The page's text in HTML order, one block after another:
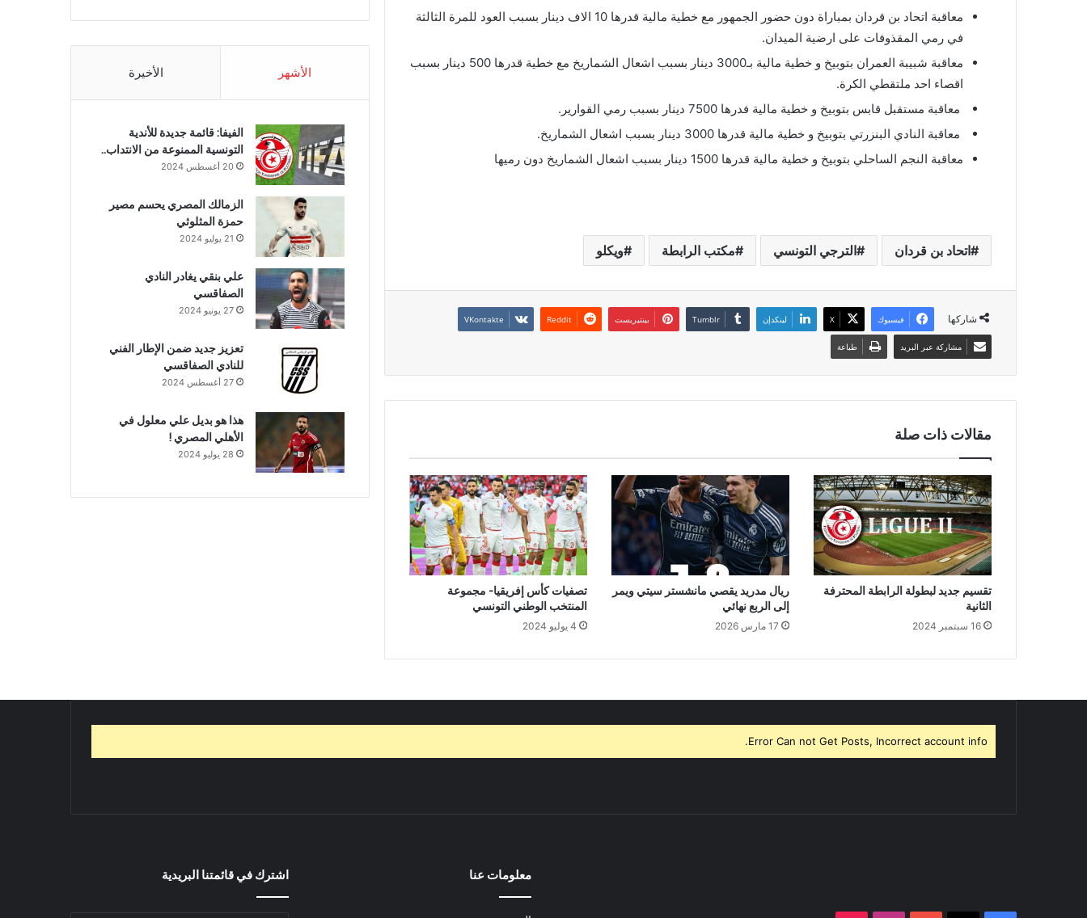
معاقبة اتحاد بن قردان بمباراة دون حضور الجمهور مع خطية مالية قدرها 10 الاف دينار بسبب العود للمرة الثالثة
في رمي المقذوفات على ارضية الميدان.
معاقبة شبيبة العمران بتوبيخ و خطية مالية بـ3000 دينار بسبب اشعال الشماريخ مع خطية قدرها 500 دينار بسبب
اقصاء احد ملتقطي الكرة.
معاقبة مستقبل قابس بتوبيخ و خطية مالية فدرها 7500 دينار بسبب رمي القوارير.
معاقبة النادي البنزرتي بتوبيخ و خطية مالية قدرها 3000 دينار بسبب اشعال الشماريخ.
معاقبة النجم الساحلي بتوبيخ و خطية مالية قدرها 1500 دينار بسبب اشعال الشماريخ دون رميها
اتحاد بن قردان الترجي التونسي مكتب الرابطة ويكلو
شاركها فيسبوك ‫X لينكدإن بينتيريست
مشاركة عبر البريد طباعة
مقالات ذات صلة
تقسيم جديد لبطولة الرابطة المحترفة
الثانية
16 سبتمبر 2024
ريال مدريد يقصي مانشستر سيتي ويمر
إلى الربع نهائي
17 مارس 2026
تصفيات كأس إفريقيا- مجموعة
المنتخب الوطني التونسي
4 يوليو 2024
الأشهر الأخيرة
الفيفا: قائمة جديدة للأندية
التونسية الممنوعة من الانتداب..
20 أغسطس 2024
الزمالك المصري يحسم مصير
حمزة المثلوثي
21 يوليو 2024
علي بنقي يغادر النادي
الصفاقسي
27 يونيو 2024
تعزيز جديد ضمن الإطار الفني
للنادي الصفاقسي
27 أغسطس 2024
هذا هو بديل علي معلول في
الأهلي المصري !
28 يوليو 2024
Error Can not Get Posts, Incorrect account info.
معلومات عنا اشترك في قائمتنا البريدية